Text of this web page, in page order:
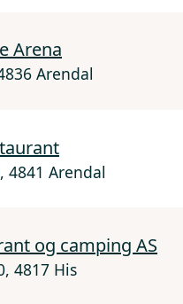
Arena
Arendal
4841 Arendal
og camping AS
4817 His